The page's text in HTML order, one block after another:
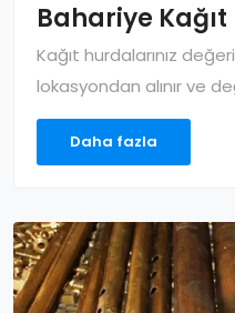
Bahariye
Kağıt hurdalarınız
lokasyondan alınır ve
Daha fazla